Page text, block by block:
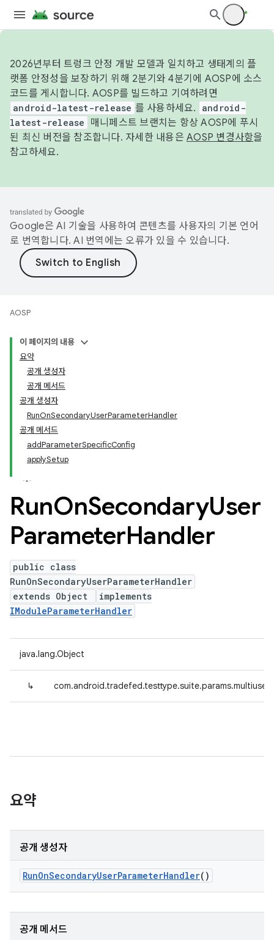
2026년부터 트렁크 안정 개발 모델과 일치하고 생태계의 플
랫폼 안정성을 보장하기 위해 2분기와 4분기에 AOSP에 소스
코드를 게시합니다. AOSP를 빌드하고 기여하려면
android-latest-release 를 사용하세요.
android-
latest-release
매니페스트 브랜치는 항상 AOSP에 푸시
된 최신 버전을 참조합니다. 자세한 내용은 AOSP 변경사항을
참고하세요.
Google은 AI 기술을 사용하여 콘텐츠를 사용자의 기본 언어
로 번역합니다. AI 번역에는 오류가 있을 수 있습니다.
AOSP
이 페이지의 내용
요약
공개 생성자
공개 메서드
공개 생성자
RunOnSecondaryUserParameterHandler
공개 메서드
addParameterSpecificConfig
applySetup
RunOnSecondaryUser
ParameterHandler
public class
RunOnSecondaryUserParameterHandler
extends Object
implements
IModuleParameterHandler
java.lang.Object
↳
요약
공개 생성자
RunOnSecondaryUserParameterHandler()
공개 메서드